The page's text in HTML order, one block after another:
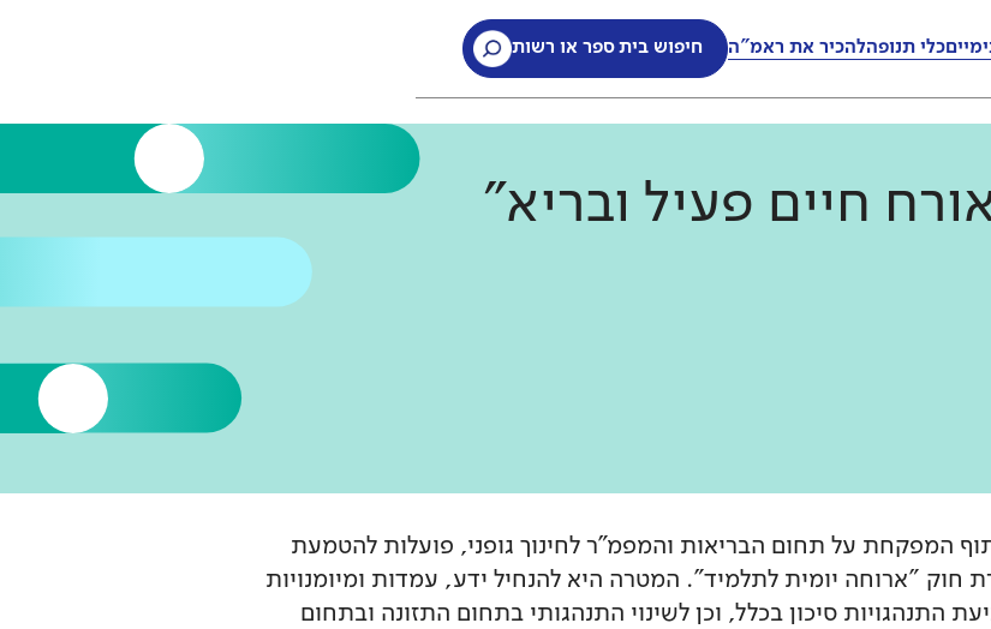
כלי תנופהלהכיר את ראמ"ה חיפוש בית ספר או רשות
חיים פעיל ובריא"
המפקחת על תחום הבריאות והמפמ"ר לחינוך גופני, פועלות להטמעת
חוק "ארוחה יומית לתלמיד". המטרה היא להנחיל ידע, עמדות ומיומנויות
התנהגויות סיכון בכלל, וכן לשינוי התנהגותי בתחום התזונה ובתחום